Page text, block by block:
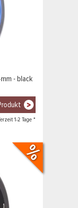
- black
1-2 Tage *